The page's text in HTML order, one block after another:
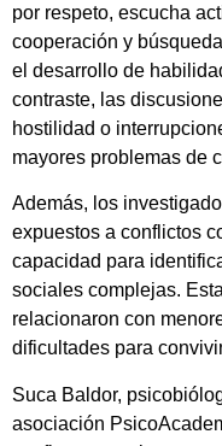
por respeto, escucha
cooperación y
el desarrollo de
contraste, las
hostilidad o
mayores problemas de
Además, los
expuestos a conflictos
capacidad para
sociales complejas.
relacionaron con
dificultades para
Suca Baldor,
asociación